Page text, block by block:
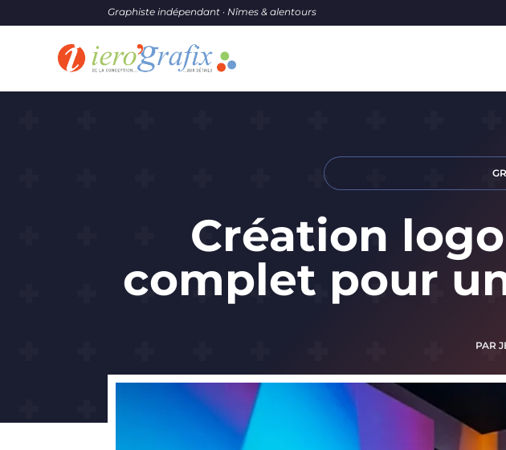
Graphiste indépendant · Nîmes & alentours
Création
complet pour
PAR